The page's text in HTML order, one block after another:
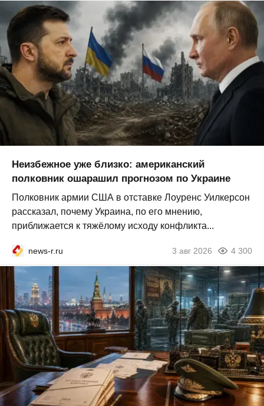
Неизбежное уже близко: американский
полковник ошарашил прогнозом по Украине
Полковник армии США в отставке Лоуренс Уилкерсон
рассказал, почему Украина, по его мнению,
приближается к тяжёлому исходу конфликта...
news-r.ru 3 авг 2026 4 300